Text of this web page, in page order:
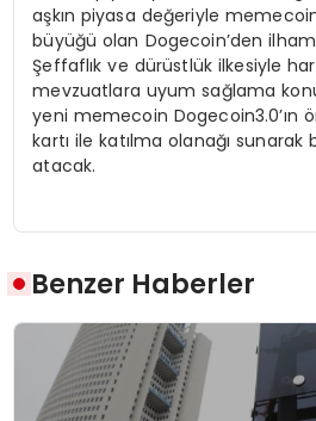
aşkın piyasa değeriyle
büyüğü olan Dogecoin’den
Şeffaflık ve dürüstlük ilkesiyle
mevzuatlara uyum sağlama
yeni memecoin Dogecoin3.0’ın
kartı ile katılma olanağı sunarak
atacak.
Benzer Haberler